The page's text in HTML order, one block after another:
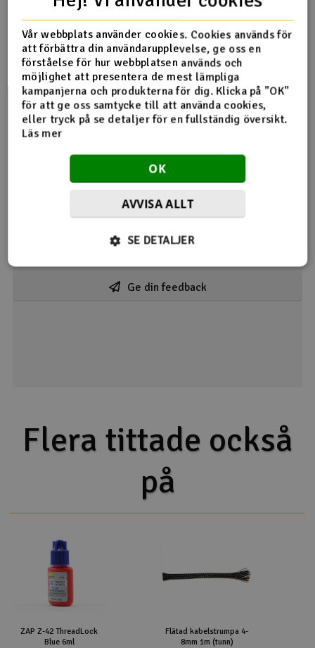
Bra tång som gör jobbet enkelt
10.08.2022 av Björn
Bra kvalité, anpassad återfjädring och fungerar utmärkt.
Rätt verktyg till jobbet.
Detta hjälpte mig
23.10.2025 av Audun
Ge din feedback
Flera tittade också
på
ZAP Z-42 ThreadLock
Blue 6ml
Flätad kabelstrumpa 4-
8mm 1m (tunn)
Vår webbplats använder cookies. Cookies används för
att förbättra din användarupplevelse, ge oss en
förståelse för hur webbplatsen används och
möjlighet att presentera de mest lämpliga
kampanjerna och produkterna för dig. Klicka på "OK"
för att ge oss samtycke till att använda cookies,
eller tryck på se detaljer för en fullständig översikt.
Läs mer
OK
AVVISA ALLT
SE DETALJER